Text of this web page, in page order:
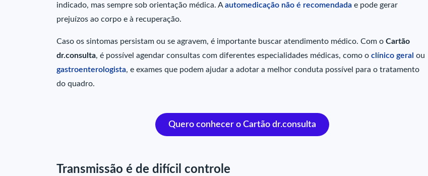
indicado, mas sempre sob orientação médica. Aautomedicação não é recomendada e pode gerar
prejuízos ao corpo e à recuperação.
Caso os sintomas persistam ou se agravem, é importante buscar atendimento médico. Com o Cartão
dr.consulta, é possível agendar consultas com diferentes especialidades médicas, como o clínico geral ou
gastroenterologista, e exames que podem ajudar a adotar a melhor conduta possível para o tratamento
do quadro.
Quero conhecer o Cartão dr.consulta
Transmissão é de difícil controle